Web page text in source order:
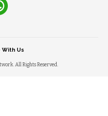
All Rights Reserved.
With Us